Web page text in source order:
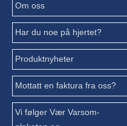
Om oss
Har du noe på hjertet?
Produktnyheter
Mottatt en faktura fra oss?
Vi følger Vær Varsom-